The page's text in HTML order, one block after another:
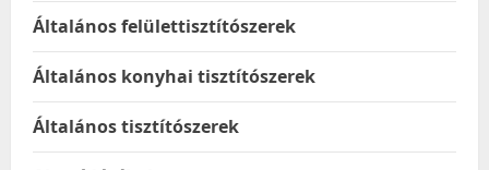
Általános felülettisztítószerek
Általános konyhai tisztítószerek
Általános tisztítószerek